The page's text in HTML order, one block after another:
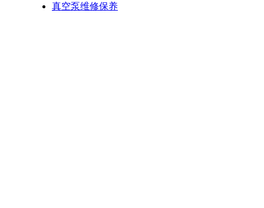
真空泵维修保养